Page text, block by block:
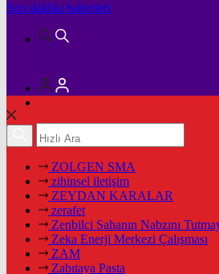
Son dakika haberleri
ZOLGEN SMA
zihinsel iletişim
ZEYDAN KARALAR
zerafet
Zenbilci Sahanın Nabzını
Zeka Enerji Merkezi Çalışması
ZAM
Zabıtaya Pasta